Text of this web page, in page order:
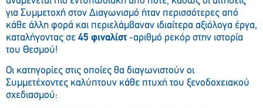
για Συμμετοχή στον Διαγωνισμό ήταν περισσότερες από
κάθε άλλη φορά και περιελάμβαναν ιδιαίτερα αξιόλογα έργα,
καταλήγοντας σε 45 φιναλίστ -αριθμό ρεκόρ στην ιστορία
του Θεσμού!
Οι κατηγορίες στις οποίες θα διαγωνιστούν οι
Συμμετέχοντες καλύπτουν κάθε πτυχή του ξενοδοχειακού
σχεδιασμού: